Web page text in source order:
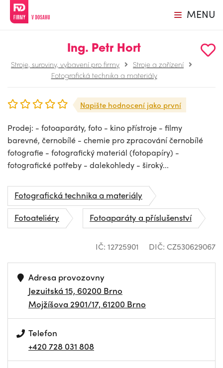
MENU
Ing. Petr Hort
Stroje, suroviny, vybavení pro firmy
Stroje a zařízení
Fotografická technika a materiály
Napište hodnocení jako první
Prodej: - fotoaparáty, foto - kino přístroje - filmy
barevné, černobílé - chemie pro zpracování černobílé
fotografie - fotografický materiál (fotopapíry) -
fotografické potřeby - dalekohledy - široký...
Fotografická technika a materiály
Fotoateliéry
Fotoaparáty a příslušenství
IČ: 12725901 DIČ: CZ530629067
Adresa provozovny
Jezuitská 15, 60200 Brno
Mojžíšova 2901/17, 61200 Brno
Telefon
+420 728 031 808